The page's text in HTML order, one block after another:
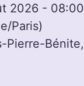
2026 - 08:00
Paris)
Pierre-Bénite,